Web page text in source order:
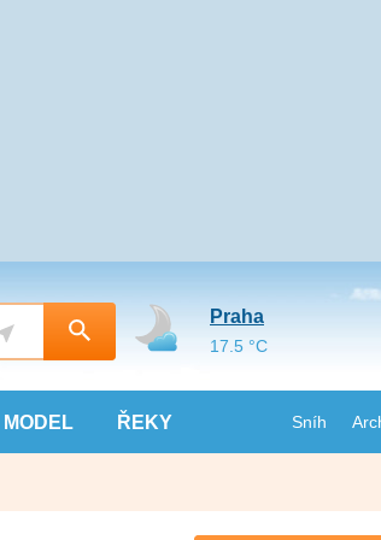
MODEL ŘEKY Sníh
Praha
17.5 °C